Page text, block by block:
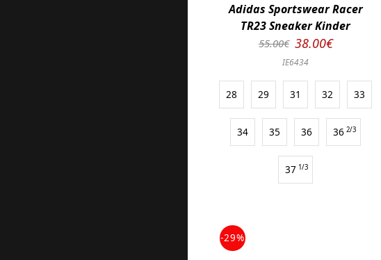
Adidas Sportswear Racer
TR23 Sneaker Kinder
55.00€ 38.00€
IE6434
28 29 31 32 33
34 35 36 36 2/3
37 1/3
-29%